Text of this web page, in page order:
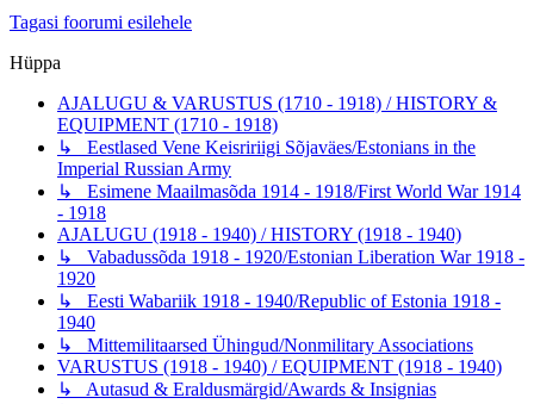
Tagasi foorumi esilehele
Hüppa
AJALUGU & VARUSTUS (1710 - 1918) / HISTORY &
EQUIPMENT (1710 - 1918)
↳ Eestlased Vene Keisririigi Sõjaväes/Estonians in the
Imperial Russian Army
↳ Esimene Maailmasõda 1914 - 1918/First World War 1914
- 1918
AJALUGU (1918 - 1940) / HISTORY (1918 - 1940)
↳ Vabadussõda 1918 - 1920/Estonian Liberation War 1918 -
1920
↳ Eesti Wabariik 1918 - 1940/Republic of Estonia 1918 -
1940
↳ Mittemilitaarsed Ühingud/Nonmilitary Associations
VARUSTUS (1918 - 1940) / EQUIPMENT (1918 - 1940)
↳ Autasud & Eraldusmärgid/Awards & Insignias